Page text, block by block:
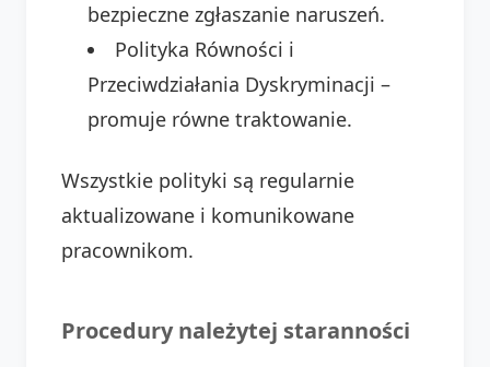
bezpieczne zgłaszanie naruszeń.
Polityka Równości i
Przeciwdziałania Dyskryminacji –
promuje równe traktowanie.
Wszystkie polityki są regularnie
aktualizowane i komunikowane
pracownikom.
Procedury należytej staranności